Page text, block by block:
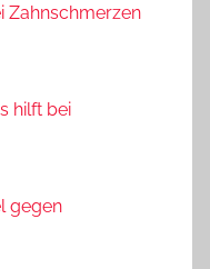
Zahnschmerzen
hilft bei
gegen